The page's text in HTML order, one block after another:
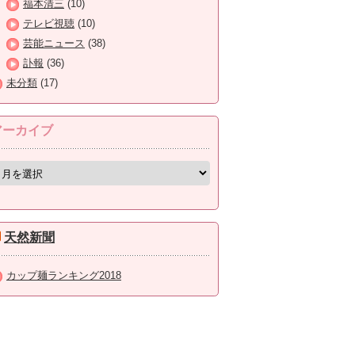
福本清三 (10)
テレビ視聴 (10)
芸能ニュース (38)
訃報 (36)
未分類 (17)
ーカイブ
天然新聞
カップ麺ランキング2018